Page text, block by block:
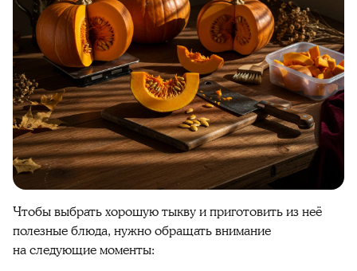
Чтобы выбрать хорошуютыквуиприготовитьиз неё
полезные блюда, нужно обращать внимание
на следующие моменты: